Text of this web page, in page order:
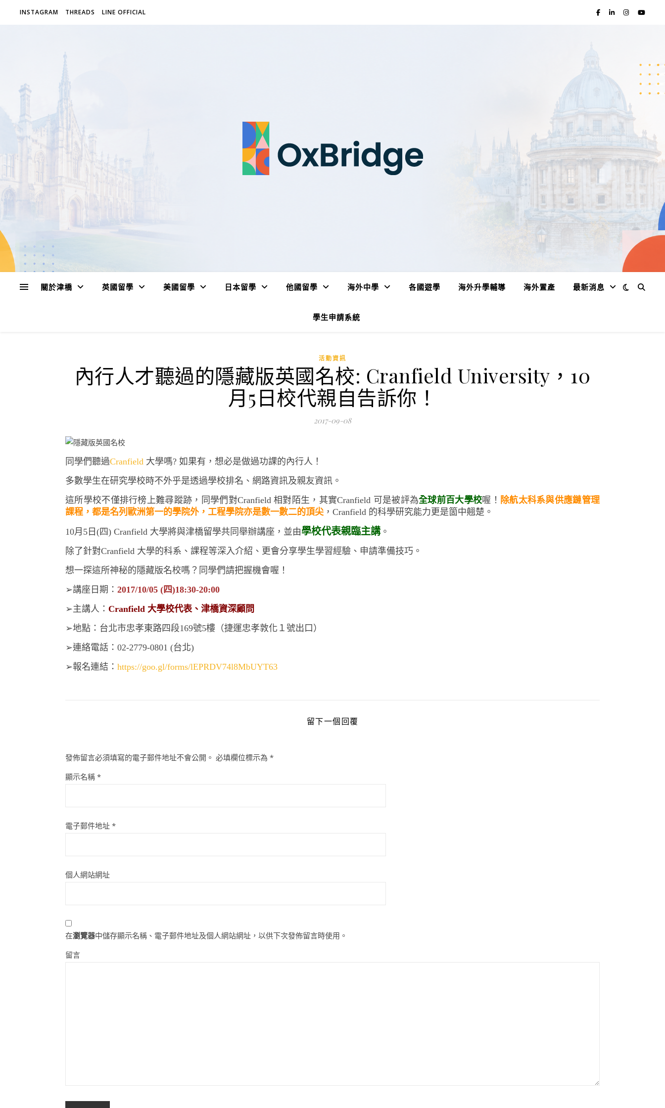
INSTAGRAM THREADS LINE OFFICIAL
關於津橋 英國留學 美國留學 日本留學 他國留學 海外中學 各國遊學 海外升學輔導 海外置產 最新消息
學生申請系統
活動資訊
內行人才聽過的隱藏版英國名校: Cranfield University，10
月5日校代親自告訴你！
2017-09-08
同學們聽過Cranfield 大學嗎? 如果有，想必是做過功課的內行人！
多數學生在研究學校時不外乎是透過學校排名、網路資訊及親友資訊。
這所學校不僅排行榜上難尋蹤跡，同學們對Cranfield 相對陌生，其實Cranfield 可是被評為全球前百大學校喔！ 除航太科系與供應鏈管理
課程，都是名列歐洲第一的學院外，工程學院亦是數一數二的頂尖 ，Cranfield 的科學研究能力更是箇中翹楚。
10月5日(四) Cranfield 大學將與津橋留學共同舉辦講座，並由學校代表親臨主講 。
除了針對Cranfield 大學的科系、課程等深入介紹、更會分享學生學習經驗、申請準備技巧。
想一探這所神秘的隱藏版名校嗎？同學們請把握機會喔！
➢講座日期： 2017/10/05 (四)18:30-20:00
➢主講人： Cranfield 大學校代表、津橋資深顧問
➢地點：台北市忠孝東路四段169號5樓（捷運忠孝敦化１號出口）
➢連絡電話：02-2779-0801 (台北)
➢報名連結： https://goo.gl/forms/lEPRDV74l8MbUYT63
留下一個回覆
發佈留言必須填寫的電子郵件地址不會公開。 必填欄位標示為 *
顯示名稱 *
電子郵件地址 *
個人網站網址
在瀏覽器中儲存顯示名稱、電子郵件地址及個人網站網址，以供下次發佈留言時使用。
留言